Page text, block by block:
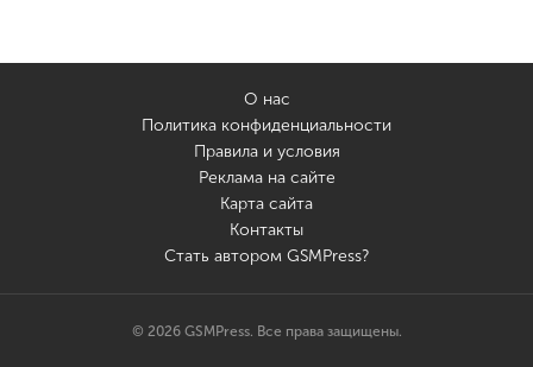
О нас
Политика конфиденциальности
Правила и условия
Реклама на сайте
Карта сайта
Контакты
Стать автором GSMPress?
© 2026 GSMPress. Все права защищены.